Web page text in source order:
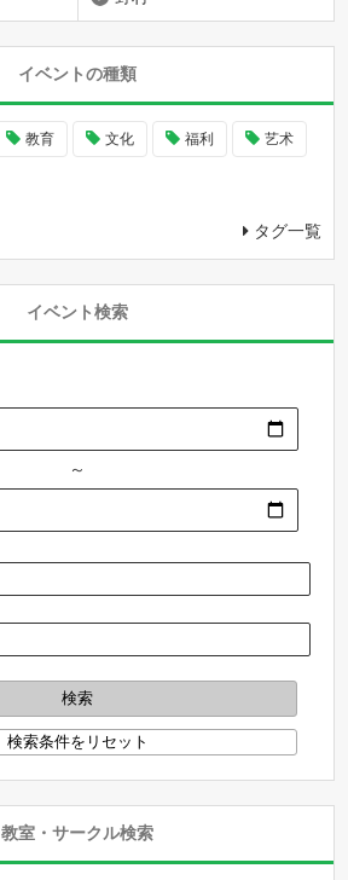
イベントの種類
教育 文化 福利 艺术
タグ一覧
イベント検索
～
教室・サークル検索